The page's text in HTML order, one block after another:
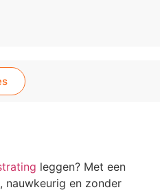
leggen? Met een
nauwkeurig en zonder